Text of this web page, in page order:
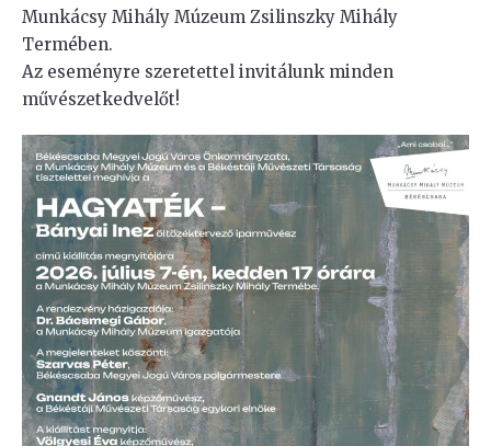
Munkácsy Mihály Múzeum Zsilinszky Mihály
Termében.
Az eseményre szeretettel invitálunk minden
művészetkedvelőt!